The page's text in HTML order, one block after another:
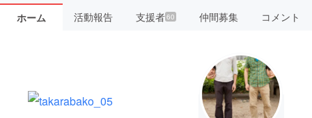
ホーム 活動報告 支援者60 仲間募集 コメント